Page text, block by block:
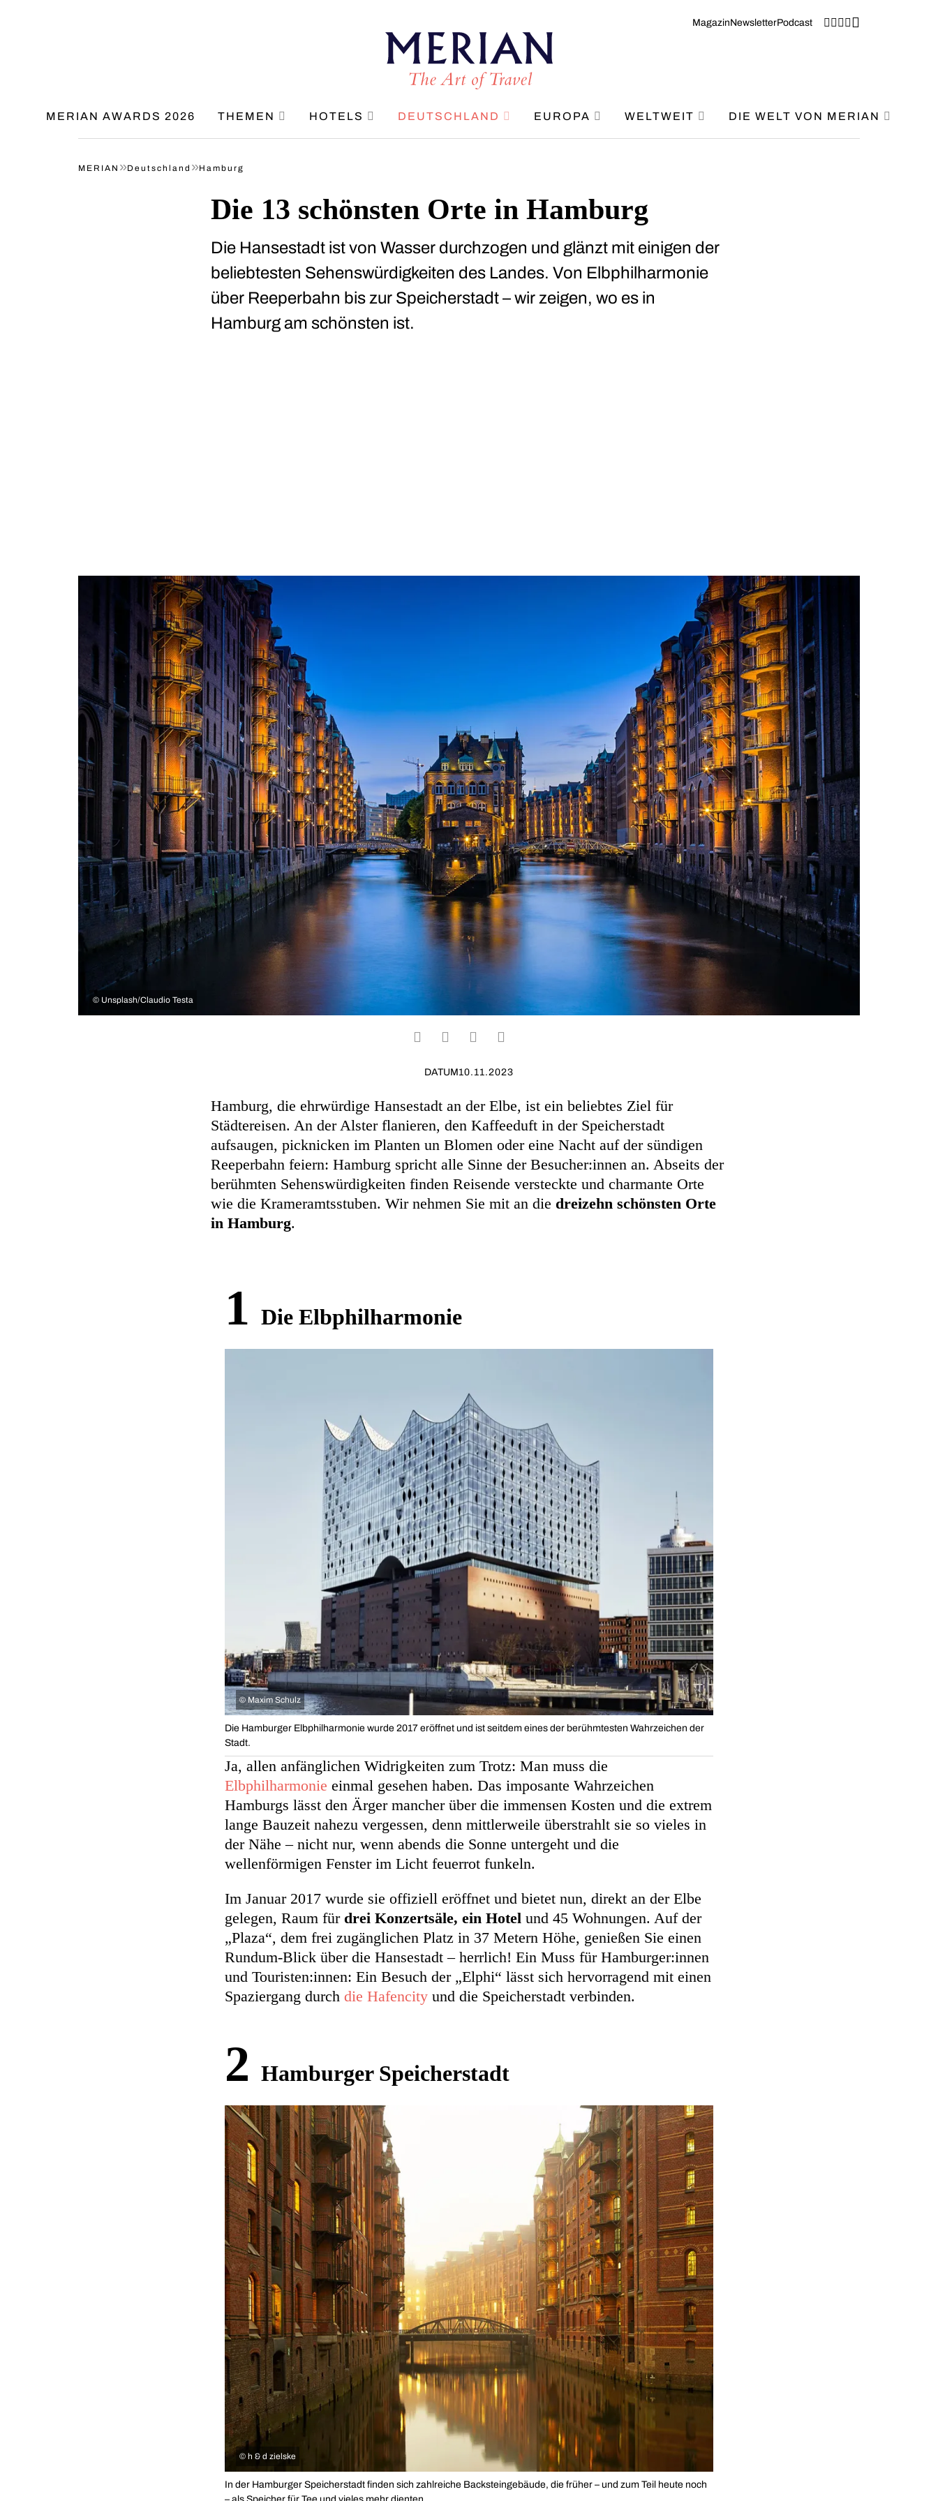
MagazinNewsletterPodcast
MERIAN AWARDS 2026 THEMEN HOTELS DEUTSCHLAND EUROPA WELTWEIT DIE WELT VON MERIAN
MERIAN »Deutschland »Hamburg
Die 13 schönsten Orte in Hamburg
Die Hansestadt ist von Wasser durchzogen und glänzt mit einigen der
beliebtesten Sehenswürdigkeiten des Landes. Von Elbphilharmonie
über Reeperbahn bis zur Speicherstadt – wir zeigen, wo es in
Hamburg am schönsten ist.
© Unsplash/Claudio Testa
DATUM10.11.2023
Hamburg, die ehrwürdige Hansestadt an der Elbe, ist ein beliebtes Ziel für
Städtereisen. An der Alster flanieren, den Kaffeeduft in der Speicherstadt
aufsaugen, picknicken im Planten un Blomen oder eine Nacht auf der sündigen
Reeperbahn feiern: Hamburg spricht alle Sinne der Besucher:innen an. Abseits der
berühmten Sehenswürdigkeiten finden Reisende versteckte und charmante Orte
wie die Krameramtsstuben. Wir nehmen Sie mit an die dreizehn schönsten Orte
in Hamburg.
1 Die Elbphilharmonie
© Maxim Schulz
Die Hamburger Elbphilharmonie wurde 2017 eröffnet und ist seitdem eines der berühmtesten Wahrzeichen der
Stadt.
Ja, allen anfänglichen Widrigkeiten zum Trotz: Man muss die
Elbphilharmonie einmal gesehen haben. Das imposante Wahrzeichen
Hamburgs lässt den Ärger mancher über die immensen Kosten und die extrem
lange Bauzeit nahezu vergessen, denn mittlerweile überstrahlt sie so vieles in
der Nähe – nicht nur, wenn abends die Sonne untergeht und die
wellenförmigen Fenster im Licht feuerrot funkeln.
Im Januar 2017 wurde sie offiziell eröffnet und bietet nun, direkt an der Elbe
gelegen, Raum für drei Konzertsäle, ein Hotel und 45 Wohnungen. Auf der
„Plaza“, dem frei zugänglichen Platz in 37 Metern Höhe, genießen Sie einen
Rundum-Blick über die Hansestadt – herrlich! Ein Muss für Hamburger:innen
und Touristen:innen: Ein Besuch der „Elphi“ lässt sich hervorragend mit einen
Spaziergang durch die Hafencity und die Speicherstadt verbinden.
2 Hamburger Speicherstadt
© h & d zielske
In der Hamburger Speicherstadt finden sich zahlreiche Backsteingebäude, die früher – und zum Teil heute noch